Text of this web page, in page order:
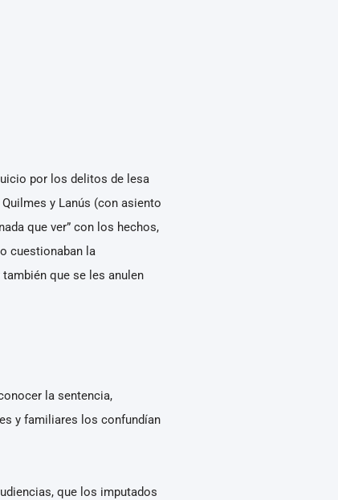
por los delitos de lesa
y Lanús (con asiento
que ver” con los hechos,
cuestionaban la
que se les anulen
la sentencia,
y familiares los confundían
que los imputados